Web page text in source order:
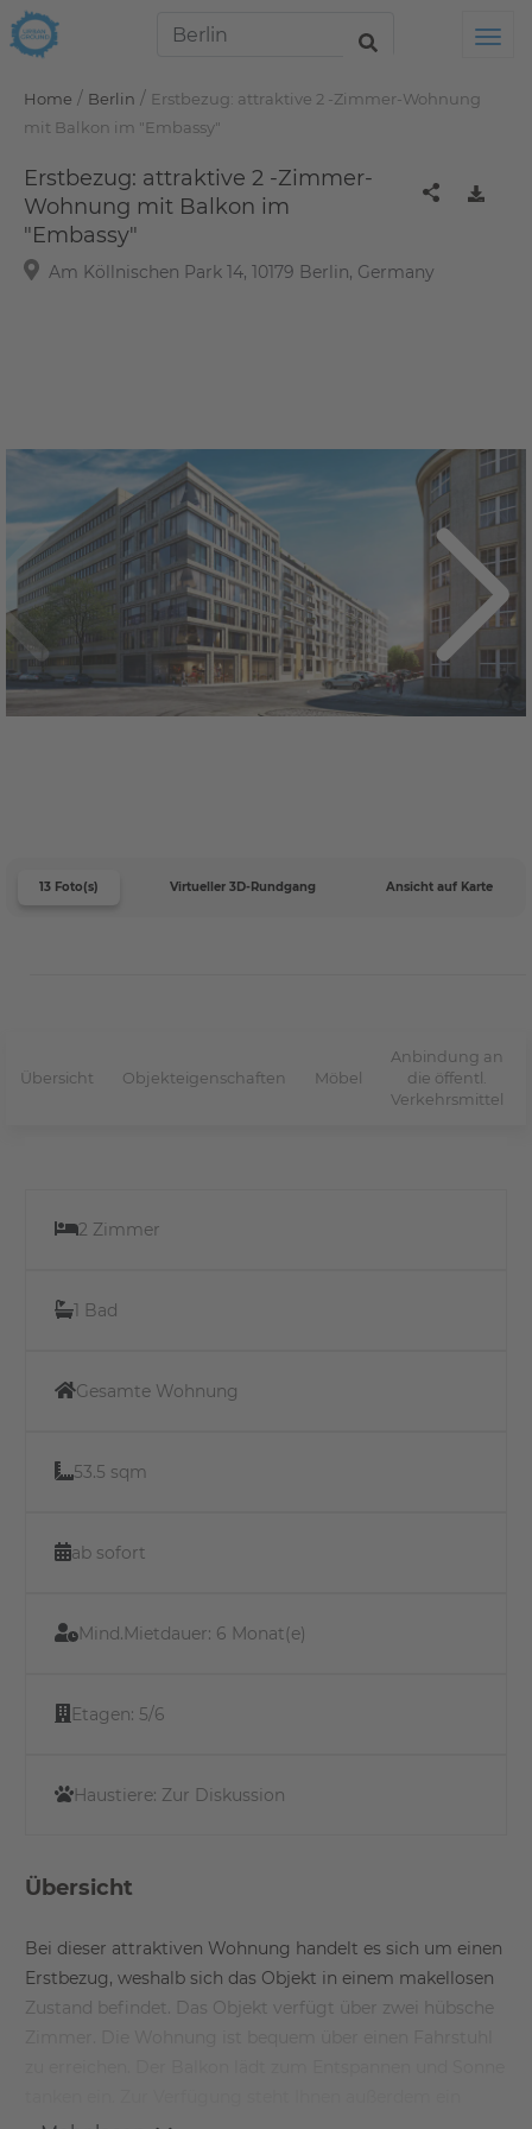
Home / Berlin / Erstbezug: attraktive 2 -Zimmer-Wohnung
mit Balkon im "Embassy"
Erstbezug: attraktive 2 -Zimmer-
Wohnung mit Balkon im
"Embassy"
Am Köllnischen Park 14, 10179 Berlin, Germany
13 Foto(s) Virtueller 3D-Rundgang Ansicht auf Karte
Übersicht Objekteigenschaften Möbel
Anbindung an
die öffentl.
Verkehrsmittel
2 Zimmer
1 Bad
Gesamte Wohnung
53.5 sqm
ab sofort
Mind.Mietdauer: 6 Monat(e)
Etagen: 5/6
Haustiere: Zur Diskussion
Übersicht
Bei dieser attraktiven Wohnung handelt es sich um einen
Erstbezug, weshalb sich das Objekt in einem makellosen
Zustand befindet. Das Objekt verfügt über zwei hübsche